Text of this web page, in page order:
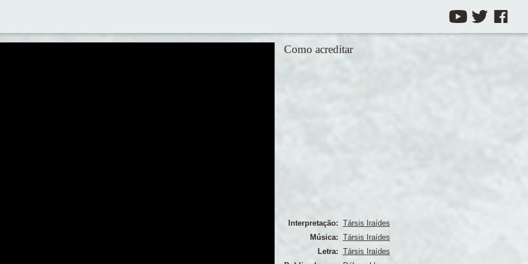
Como acreditar
Interpretação: Társis Iraídes
Música: Társis Iraídes
Letra: Társis Iraídes